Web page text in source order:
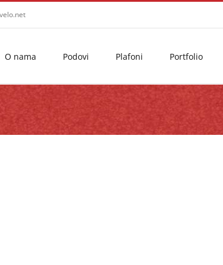
O nama Podovi Plafoni Portfolio